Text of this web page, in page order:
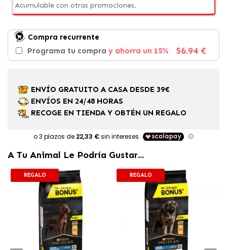
Acumulable con otras promociones.
Compra recurrente
Programa tu compra y ahorra un 15% 56.94 €
ENVÍO GRATUITO A CASA DESDE 39€
ENVÍOS EN 24/48 HORAS
RECOGE EN TIENDA Y OBTÉN UN REGALO
A Tu Animal Le Podría Gustar...
REGALO REGALO